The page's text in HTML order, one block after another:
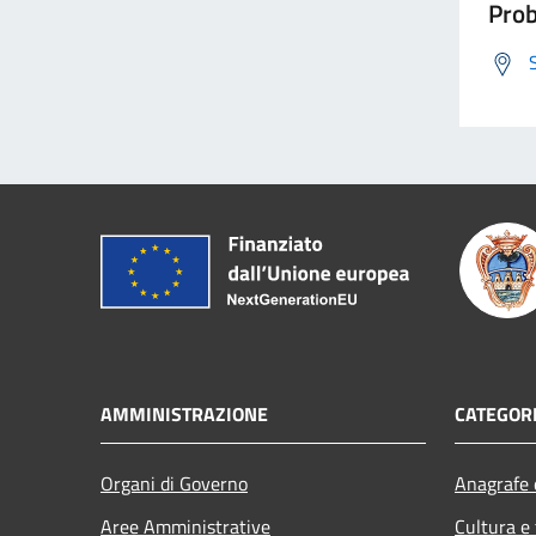
AMMINISTRAZIONE
Organi di Governo
Aree Amministrative
Cultura